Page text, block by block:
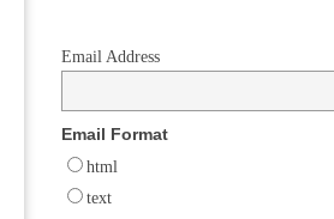
Email Address
Email Format
html
text